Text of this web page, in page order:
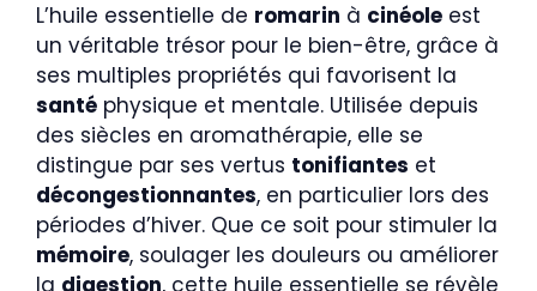
L’huile essentielle de romarin à cinéole est
un véritable trésor pour le bien-être, grâce à
ses multiples propriétés qui favorisent la
santé physique et mentale. Utilisée depuis
des siècles en aromathérapie, elle se
distingue par ses vertus tonifiantes et
décongestionnantes, en particulier lors des
périodes d’hiver. Que ce soit pour stimuler la
mémoire, soulager les douleurs ou améliorer
la digestion, cette huile essentielle se révèle